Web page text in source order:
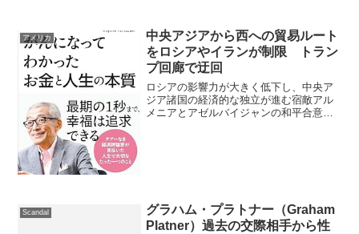
アメリカ
中央アジアから西への貿易ルート
をロシアやイランが制限 トラン
プ回廊で迂回
ロシアの影響力が大きく低下し、中央ア
ジア諸国の経済的な独立が進む宿敵アル
メニアとアゼルバイジャンの和平合意で
Scandal
グラハム・プラトナー（Graham
Platner）過去の交際相手から性